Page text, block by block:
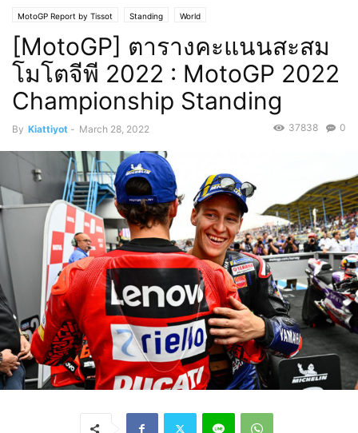
MotoGP Report by Tissot Standing World
[MotoGP] ตารางคะแนนสะสม
โมโตจีพี 2022 : MotoGP 2022
Championship Standing
By Kiattiyot - March 28, 2022 0
37838